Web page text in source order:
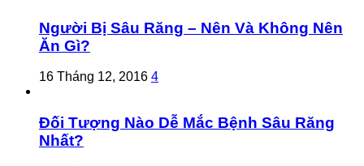
Người Bị Sâu Răng – Nên Và Không Nên
Ăn Gì?
16 Tháng 12, 2016 4
Đối Tượng Nào Dễ Mắc Bệnh Sâu Răng
Nhất?